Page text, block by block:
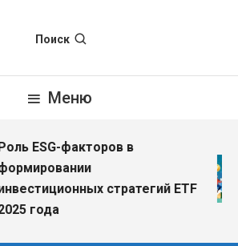
Поиск
Меню
ESG-факторов в
стратегий ETF
года